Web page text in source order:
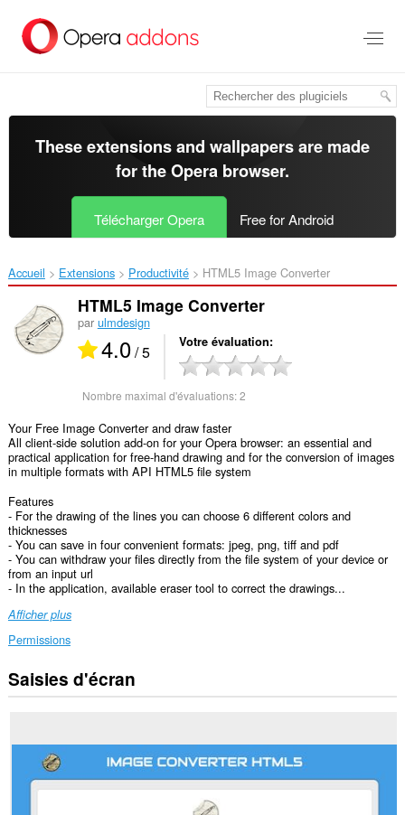
contenu
These extensions and wallpapers are made
for theOpera browser.
Télécharger Opera Free for Android
Accueil Extensions Productivité HTML5 Image Converter‎
HTML5 Image Converter
par ulmdesign
4.0/ 5 Votre évaluation
Nombre maximal d'évaluations:2
Your Free Image Converter and draw faster
All client-side solution add-on for your Opera browser: an essential and
practical application for free-hand drawing and for the conversion of images
in multiple formats with API HTML5 file system
Features
- For the drawing of the lines you can choose 6 different colors and
thicknesses
- You can save in four convenient formats: jpeg, png, tiff and pdf
- You can withdraw your files directly from the file system of your device or
from an input url
- In the application, available eraser tool to correct the drawings...
Afficher plus
Permissions
Cette
extension
données
tous
Saisies d'écran